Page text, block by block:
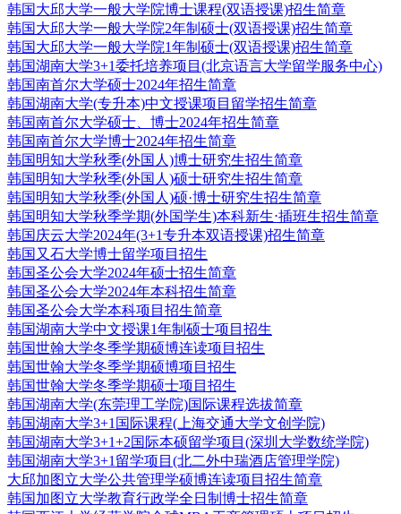
韩国大邱大学一般大学院博士课程(双语授课)招生简章
韩国大邱大学一般大学院2年制硕士(双语授课)招生简章
韩国大邱大学一般大学院1年制硕士(双语授课)招生简章
韩国湖南大学3+1委托培养项目(北京语言大学留学服务中心)
韩国南首尔大学硕士2024年招生简章
韩国湖南大学(专升本)中文授课项目留学招生简章
韩国南首尔大学硕士、博士2024年招生简章
韩国南首尔大学博士2024年招生简章
韩国明知大学秋季(外国人)博士研究生招生简章
韩国明知大学秋季(外国人)硕士研究生招生简章
韩国明知大学秋季(外国人)硕·博士研究生招生简章
韩国明知大学秋季学期(外国学生)本科新生⋅插班生招生简章
韩国庆云大学2024年(3+1专升本双语授课)招生简章
韩国又石大学博士留学项目招生
韩国圣公会大学2024年硕士招生简章
韩国圣公会大学2024年本科招生简章
韩国圣公会大学本科项目招生简章
韩国湖南大学中文授课1年制硕士项目招生
韩国世翰大学冬季学期硕博连读项目招生
韩国世翰大学冬季学期硕博项目招生
韩国世翰大学冬季学期硕士项目招生
韩国湖南大学(东莞理工学院)国际课程选拔简章
韩国湖南大学3+1国际课程(上海交通大学文创学院)
韩国湖南大学3+1+2国际本硕留学项目(深圳大学数统学院)
韩国湖南大学3+1留学项目(北二外中瑞酒店管理学院)
大邱加图立大学公共管理学硕博连读项目招生简章
韩国加图立大学教育行政学全日制博士招生简章